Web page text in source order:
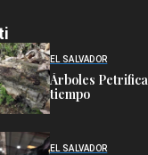
EL SALVADOR
Árboles
tiempo
EL SALVADOR